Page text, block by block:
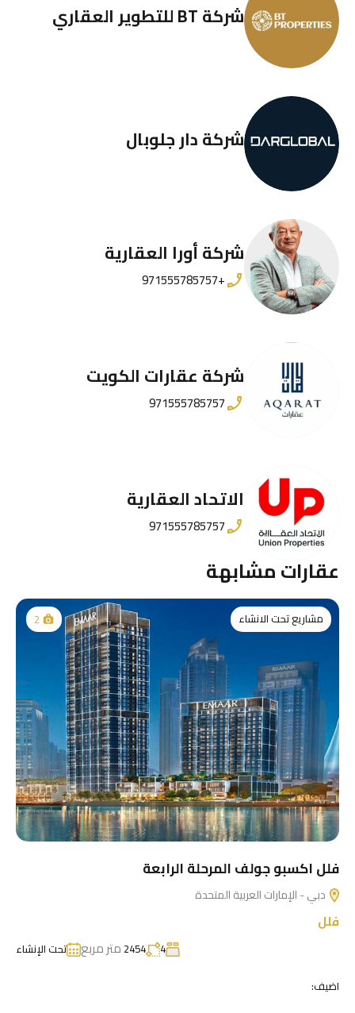
شركة BT للتطوير العقاري
شركة دار جلوبال
شركة أورا العقارية
+971555785757
شركة عقارات الكويت
971555785757
الاتحاد العقارية
971555785757
عقارات مشابهة
مشاريع تحت الانشاء 2
فلل اكسبو جولف المرحلة الرابعة
دبي - الإمارات العربية المتحدة
فلل
4
2454 متر مربع
تحت الإنشاء
اضيف: